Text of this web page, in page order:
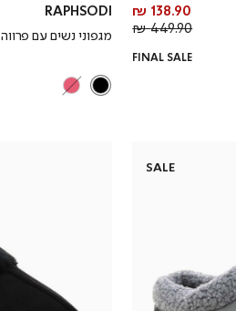
מחיר
מוצר
138.90 ₪
מחיר
449.90 ₪
FINAL SALE
RAPHSODI
מגפוני נשים עם פרווה
SALE